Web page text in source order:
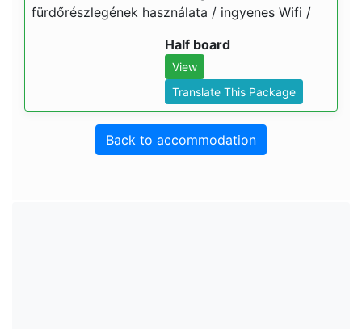
fürdőrészlegének használata / ingyenes Wifi /
Half board
View
Translate This Package
Back to accommodation